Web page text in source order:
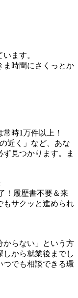
ます。
ま時間にさくっとか
時1万件以上！
近く」など、あな
見つかります。ま
！履歴書不要＆来
もサクッと進められ
からない」という方
しから就業後までし
つでも相談できる環